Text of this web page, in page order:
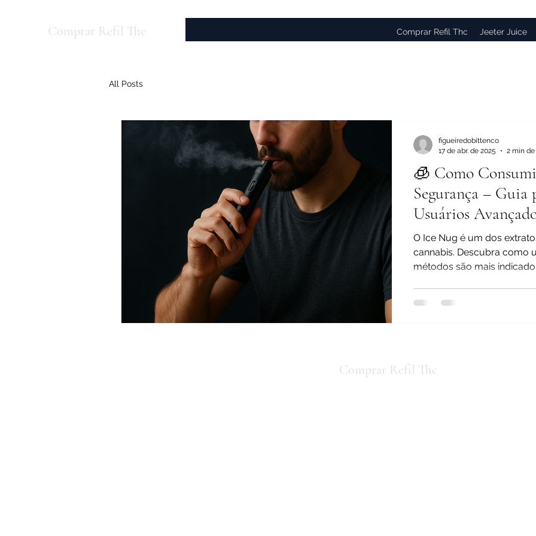
Comprar Refil Thc Comprar Refil Thc Jeeter Juice
All Posts
🧊 Como
Segurança – Guia
Usuários
O Ice Nug é um dos
cannabis. Descubra como
métodos são mais
figueiredobittenco
17 de abr. de 2025
2 min
Comprar Refil Thc